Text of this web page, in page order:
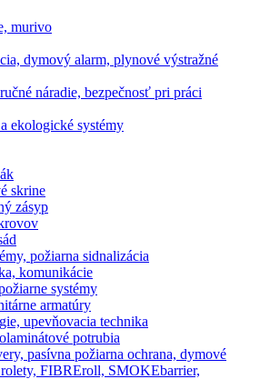
murivo
dymový alarm, plynové výstražné
náradie, bezpečnosť pri práci
ekologické systémy
skrine
zásyp
požiarna sidnalizácia
komunikácie
systémy
armatúry
upevňovacia technika
potrubia
pasívna požiarna ochrana, dymové
rolety, FIBREroll, SMOKEbarrier,